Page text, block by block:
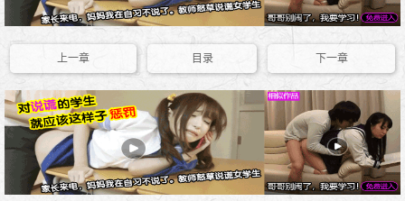
上一章 目录 下一章